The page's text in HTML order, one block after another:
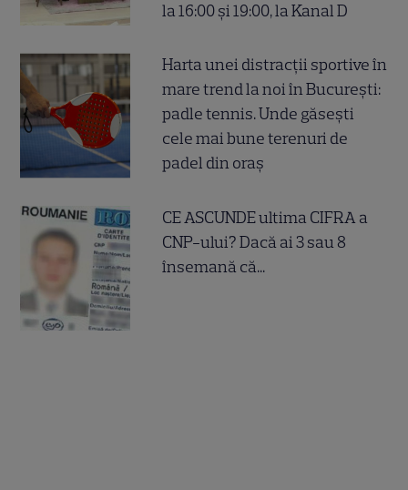
la 16:00 și 19:00, la Kanal D
Harta unei distracții sportive în
mare trend la noi în București:
padle tennis. Unde găsești
cele mai bune terenuri de
padel din oraș
CE ASCUNDE ultima CIFRA a
CNP-ului? Dacă ai 3 sau 8
însemană că...